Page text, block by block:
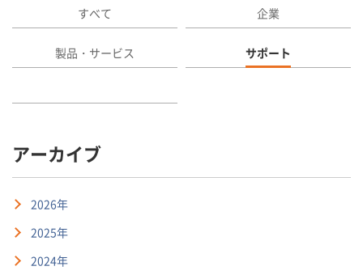
すべて 企業
製品・サービス サポート
アーカイブ
2026年
2025年
2024年